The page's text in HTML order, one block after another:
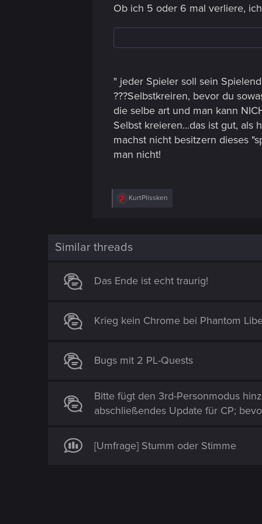
i
Ob ich 5 oder 6 mal verliere,
" jeder Spieler soll sein
???Selbstkreiren, bevor du
die selbe art und man kann
Selbst kreieren...das ist gut, als
machst nicht besitzern dieses
man nicht!
R
i
o
:
KurtPlissken
Similar threads
Das Ende ist echt traurig!
Krieg kein Chrome bei Phantom
Bugs mit 2 PL-Quests
Bitte fügt den 3rd-Personmodus
abschließendes Update für CP;
[Umfrage] Stumm oder Stimme